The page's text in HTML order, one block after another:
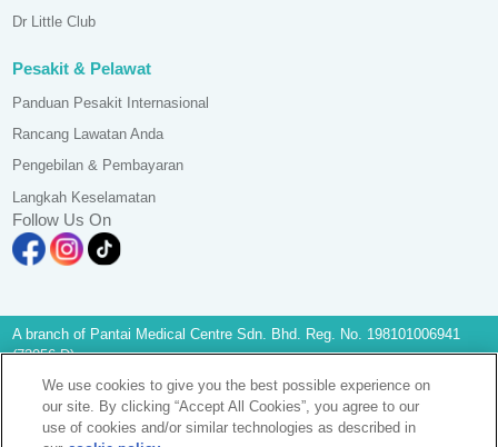
Dr Little Club
Pesakit & Pelawat
Panduan Pesakit Internasional
Rancang Lawatan Anda
Pengebilan & Pembayaran
Langkah Keselamatan
Follow Us On
A branch of Pantai Medical Centre Sdn. Bhd. Reg. No. 198101006941
(73056-D)
All Rights Reserved. Photos are for illustration purposes only
KKLIU 2581/ EXP 31.12.2028
Notis Perlindungan Data
PD Access Request Form
Terma & Syarat
We use cookies to give you the best possible experience on
our site. By clicking “Accept All Cookies”, you agree to our
use of cookies and/or similar technologies as described in